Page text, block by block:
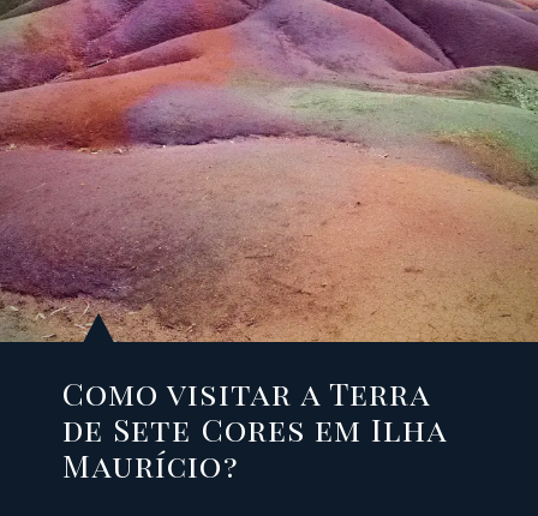
Como visitar a Terra
de Sete Cores em Ilha
Maurício?